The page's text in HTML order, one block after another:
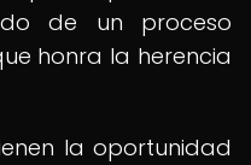
de un proceso
honra la herencia
la oportunidad